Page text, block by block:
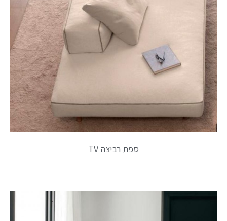
ספת רביצה TV